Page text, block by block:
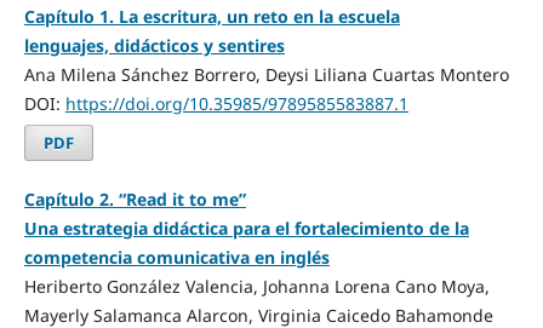
Capítulo 1. La escritura, un reto en la escuela
lenguajes, didácticos y sentires
Ana Milena Sánchez Borrero, Deysi Liliana Cuartas Montero
DOI: https://doi.org/10.35985/9789585583887.1
PDF
Capítulo 2. “Read it to me”
Una estrategia didáctica para el fortalecimiento de la
competencia comunicativa en inglés
Heriberto González Valencia, Johanna Lorena Cano Moya,
Mayerly Salamanca Alarcon, Virginia Caicedo Bahamonde